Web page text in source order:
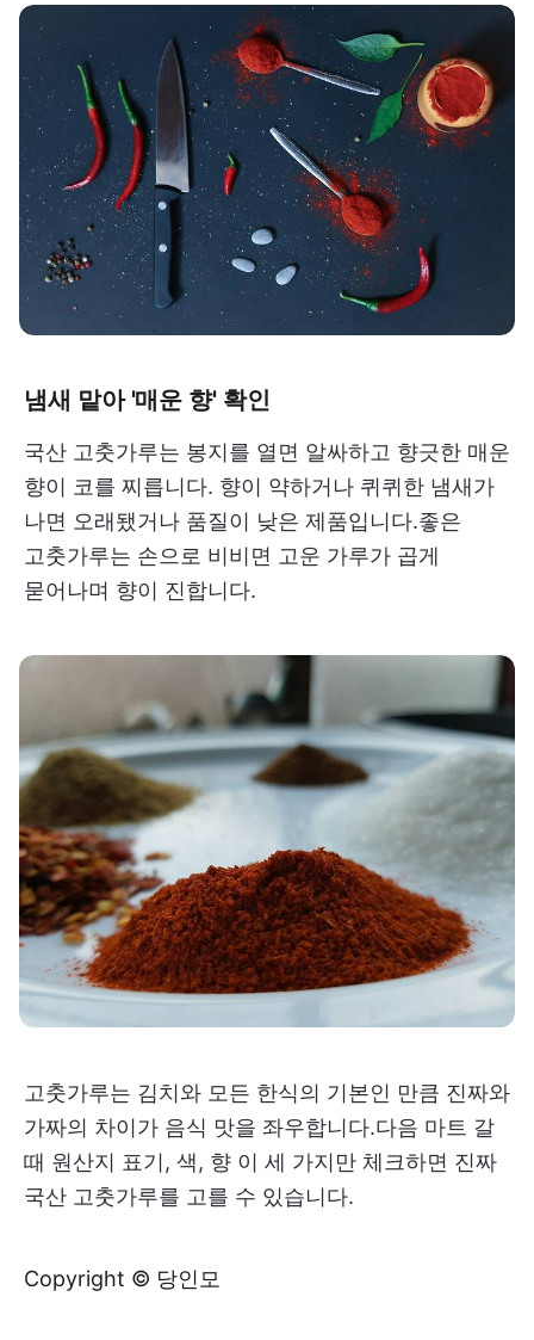
냄새 맡아 '매운 향' 확인
국산 고춧가루는 봉지를 열면 알싸하고 향긋한 매운
향이 코를 찌릅니다. 향이 약하거나 퀴퀴한 냄새가
나면 오래됐거나 품질이 낮은 제품입니다.좋은
고춧가루는 손으로 비비면 고운 가루가 곱게
묻어나며 향이 진합니다.
고춧가루는 김치와 모든 한식의 기본인 만큼 진짜와
가짜의 차이가 음식 맛을 좌우합니다.다음 마트 갈
때 원산지 표기, 색, 향 이 세 가지만 체크하면 진짜
국산 고춧가루를 고를 수 있습니다.
Copyright © 당인모